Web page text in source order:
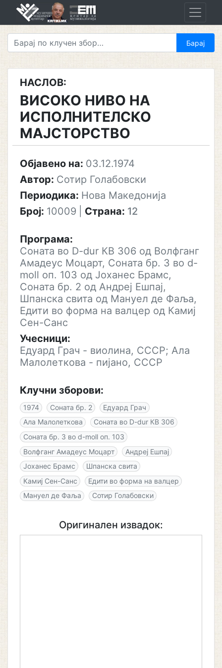
НАСЛОВ:
ВИСОКО НИВО НА
ИСПОЛНИТЕЛСКО
МАЈСТОРСТВО
Објавено на: 03.12.1974
Автор: Сотир Голабовски
Периодика: Нова Македонија
Број: 10009 Страна: 12
Програма:
Соната во D-dur КВ 306 од Волфганг
Амадеус Моцарт, Соната бр. 3 во d-
moll оп. 103 од Јоханес Брамс,
Соната бр. 2 од Андреј Ешпај,
Шпанска свита од Мануел де Фаља,
Едити во форма на валцер од Камиј
Сен-Санс
Учесници:
Едуард Грач - виолина, СССР; Ала
Малолеткова - пијано, СССР
Клучни зборови:
1974 Соната бр. 2
Едуард Грач
Ала Малолеткова
Соната во D-dur КВ 306
Соната бр. 3 во d-moll оп. 103
Волфганг Амадеус Моцарт
Андреј Ешпај
Јоханес Брамс
Шпанска свита
Камиј Сен-Санс
Едити во форма на валцер
Мануел де Фаља
Сотир Голабовски
Оригинален извадок: